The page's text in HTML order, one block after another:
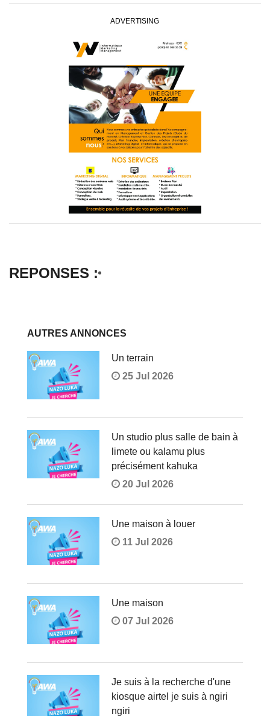
ADVERTISING
REPONSES :
AUTRES ANNONCES
Un terrain
25 Jul 2026
Un studio plus salle de bain à
limete ou kalamu plus
précisément kahuka
20 Jul 2026
Une maison à louer
11 Jul 2026
Une maison
07 Jul 2026
Je suis à la recherche d'une
kiosque airtel je suis à ngiri
ngiri